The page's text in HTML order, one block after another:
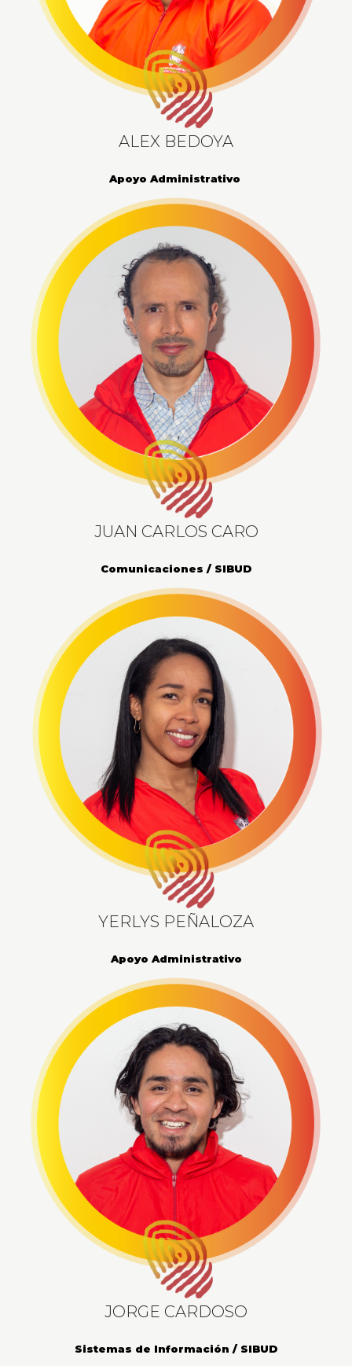
ALEX BEDOYA
Apoyo Administrativo
JUAN CARLOS CARO
Comunicaciones / SIBUD
YERLYS PEÑALOZA
Apoyo Administrativo
JORGE CARDOSO
Sistemas de Información / SIBUD